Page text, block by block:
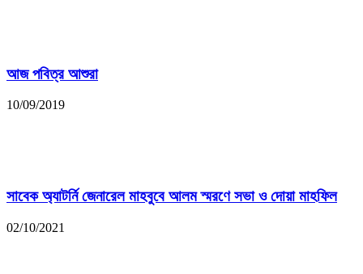
আজ পবিত্র আশুরা
10/09/2019
সাবেক অ্যাটর্নি জেনারেল মাহবুবে আলম স্মরণে সভা ও দোয়া মাহফিল
02/10/2021